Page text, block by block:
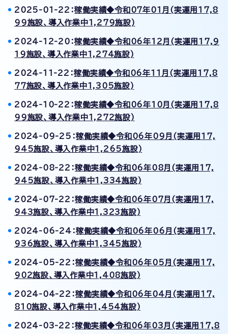
2025-01-22：稼働実績◆令和07年01月(実運用17,8
99施設、導入作業中1,279施設)
2024-12-20：稼働実績◆令和06年12月(実運用17,9
19施設、導入作業中1,274施設)
2024-11-22：稼働実績◆令和06年11月(実運用17,8
77施設、導入作業中1,305施設)
2024-10-22：稼働実績◆令和06年10月(実運用17,8
99施設、導入作業中1,272施設)
2024-09-25：稼働実績◆令和06年09月(実運用17,
945施設、導入作業中1,265施設)
2024-08-22：稼働実績◆令和06年08月(実運用17,
945施設、導入作業中1,334施設)
2024-07-22：稼働実績◆令和06年07月(実運用17,
943施設、導入作業中1,323施設)
2024-06-24：稼働実績◆令和06年06月(実運用17,
936施設、導入作業中1,345施設)
2024-05-22：稼働実績◆令和06年05月(実運用17,
902施設、導入作業中1,408施設)
2024-04-22：稼働実績◆令和06年04月(実運用17,
810施設、導入作業中1,454施設)
2024-03-22：稼働実績◆令和06年03月(実運用17,8